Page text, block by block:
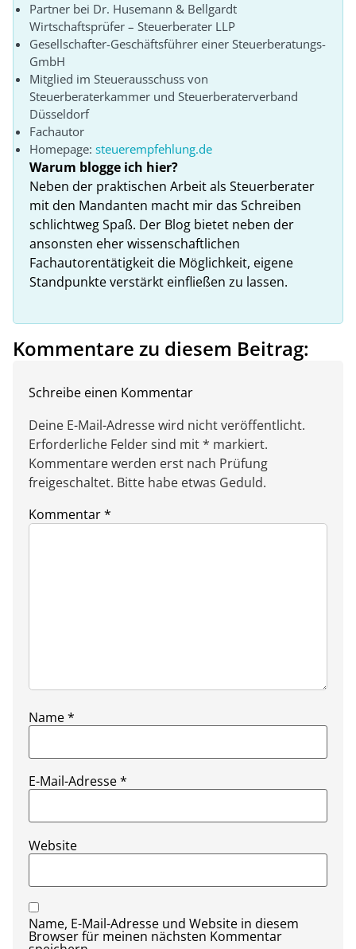
Partner bei Dr. Husemann & Bellgardt
Wirtschaftsprüfer – Steuerberater LLP
Gesellschafter-Geschäftsführer einer Steuerberatungs-
GmbH
Mitglied im Steuerausschuss von
Steuerberaterkammer und Steuerberaterverband
Düsseldorf
Fachautor
Homepage: steuerempfehlung.de
Warum blogge ich hier?
Neben der praktischen Arbeit als Steuerberater
mit den Mandanten macht mir das Schreiben
schlichtweg Spaß. Der Blog bietet neben der
ansonsten eher wissenschaftlichen
Fachautorentätigkeit die Möglichkeit, eigene
Standpunkte verstärkt einfließen zu lassen.
Kommentare zu diesem Beitrag:
Schreibe einen Kommentar
Deine E-Mail-Adresse wird nicht veröffentlicht.
Erforderliche Felder sind mit * markiert.
Kommentare werden erst nach Prüfung
freigeschaltet. Bitte habe etwas Geduld.
Kommentar*
Name*
E-Mail-Adresse*
Website
Name, E-Mail-Adresse und Website in diesem
Browser für meinen nächsten Kommentar